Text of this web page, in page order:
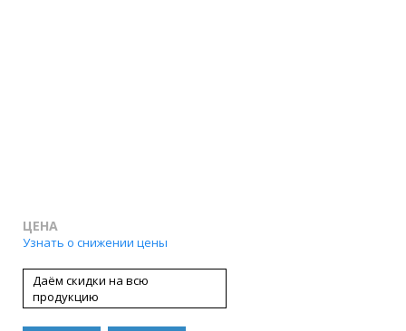
ЦЕНА
Узнать о снижении цены
Даём скидки на всю
продукцию